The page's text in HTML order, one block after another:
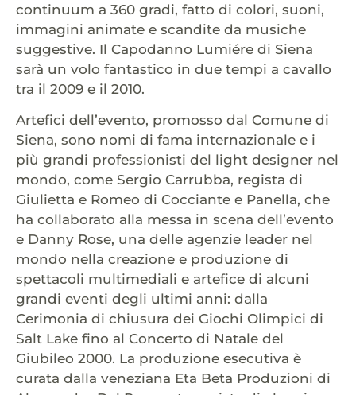
continuum a 360 gradi, fatto di colori, suoni,
immagini animate e scandite da musiche
suggestive. Il Capodanno Lumiére di Siena
sarà un volo fantastico in due tempi a cavallo
tra il 2009 e il 2010.
Artefici dell’evento, promosso dal Comune di
Siena, sono nomi di fama internazionale e i
più grandi professionisti del light designer nel
mondo, come Sergio Carrubba, regista di
Giulietta e Romeo di Cocciante e Panella, che
ha collaborato alla messa in scena dell’evento
e Danny Rose, una delle agenzie leader nel
mondo nella creazione e produzione di
spettacoli multimediali e artefice di alcuni
grandi eventi degli ultimi anni: dalla
Cerimonia di chiusura dei Giochi Olimpici di
Salt Lake fino al Concerto di Natale del
Giubileo 2000. La produzione esecutiva è
curata dalla veneziana Eta Beta Produzioni di